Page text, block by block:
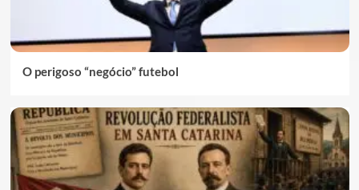
O perigoso “negócio” futebol